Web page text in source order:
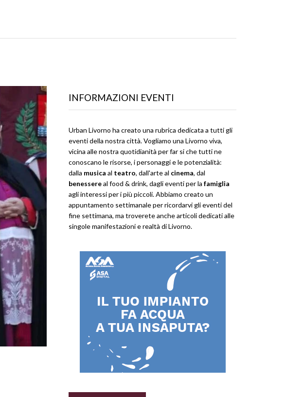
INFORMAZIONI EVENTI
Urban Livorno ha creato una rubrica dedicata a tutti gli
eventi della nostra città. Vogliamo una Livorno viva,
vicina alle nostra quotidianità per far si che tutti ne
conoscano le risorse, i personaggi e le potenzialità:
dalla musica al teatro, dall'arte al cinema, dal
benessereal food & drink, dagli eventi per la famiglia
agli interessi per i più piccoli. Abbiamo creato un
appuntamento settimanale per ricordarvi gli eventi del
fine settimana, ma troverete anche articoli dedicati alle
singole manifestazioni e realtà di Livorno.